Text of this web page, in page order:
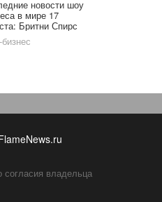
новости шоу
в мире 17
Бритни Спирс
хорошую
Ани Лорак
согласия владельца